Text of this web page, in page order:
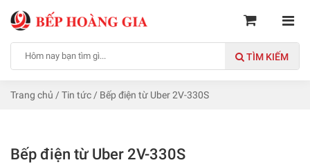
TÌM KIẾM
Trang chủ /Tin tức / Bếp điện từ Uber 2V-330S
Bếp điện từ Uber 2V-330S